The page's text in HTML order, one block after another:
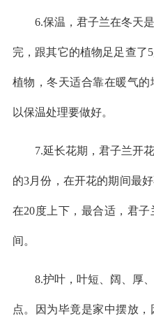
6.保温，君子兰在冬天
完，跟其它的植物足足查了
植物，冬天适合靠在暖气
以保温处理要做好。
7.延长花期，君子兰开
的3月份，在开花的期间最
在20度上下，最合适，君
间。
8.护叶，叶短、阔、厚
点。因为毕竟是家中摆放